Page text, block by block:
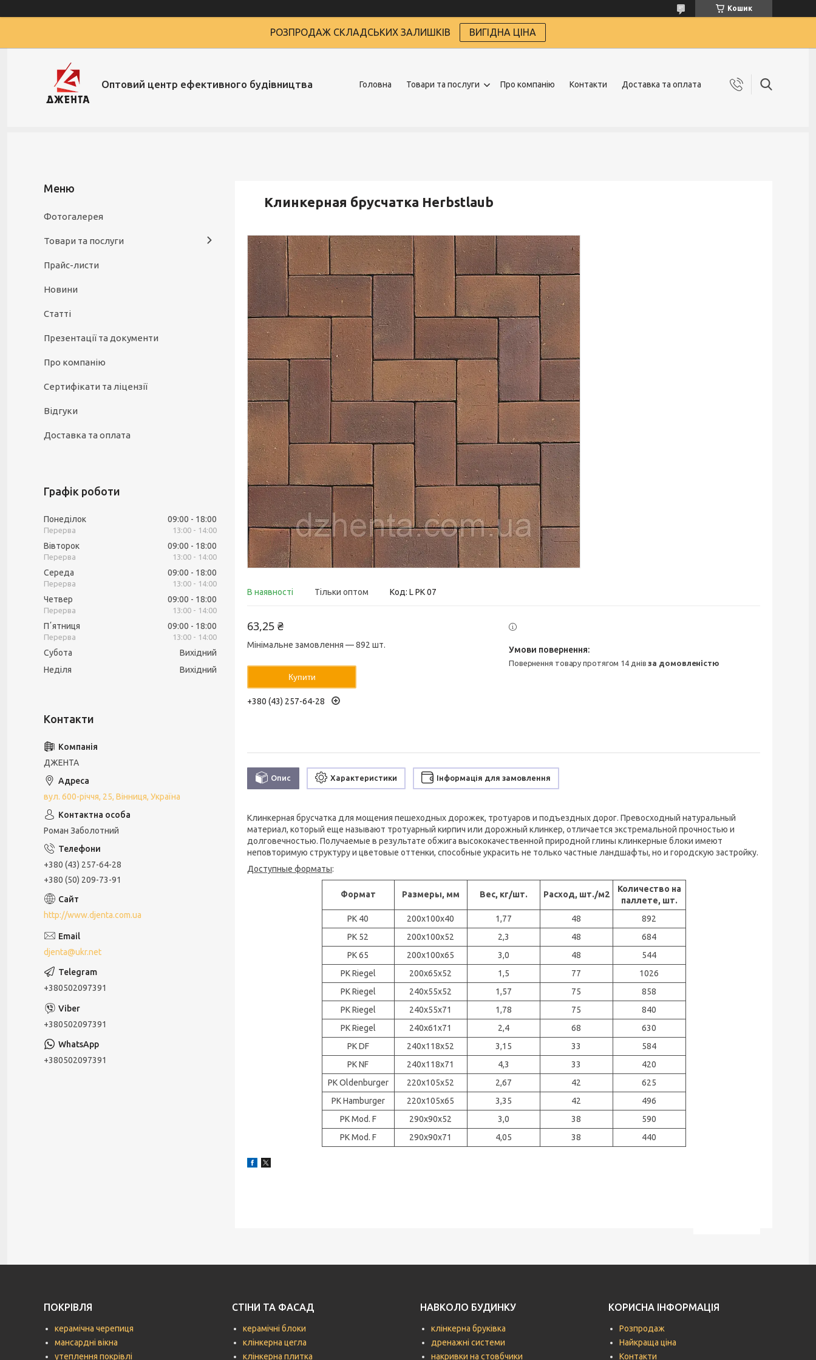
Кошик
РОЗПРОДАЖ СКЛАДСЬКИХ ЗАЛИШКІВ ВИГІДНА ЦІНА
Оптовий центр ефективного будівництва Головна Товари та послуги Про компанію Контакти Доставка та оплата
Клинкерная брусчатка Herbstlaub
В наявності Тільки оптом Код: L PK 07
63,25 ₴
Мінімальне замовлення — 892 шт.
Купити
+380 (43) 257-64-28
повернення товару протягом 14 днівза домовленістю
Опис Характеристики Інформація для замовлення
Клинкерная брусчатка для мощения пешеходных дорожек, тротуаров и подъездных дорог. Превосходный натуральный
материал, который еще называют тротуарный кирпич или дорожный клинкер, отличается экстремальной прочностью и
долговечностью. Получаемые в результате обжига высококачественной природной глины клинкерные блоки имеют
неповторимую структуру и цветовые оттенки, способные украсить не только частные ландшафты, но и городскую застройку.
Доступные форматы:
Формат Размеры, мм Вес, кг/шт. Расход, шт./м2
Количество на
паллете, шт.
PK 40
200x100x40 1,77 48
892
PK 52
200x100x52 2,3 48
684
PK 65
200x100x65 3,0 48
544
PK Riegel
200x65x52 1,5 77
1026
PK Riegel
240x55x52 1,57 75
858
PK Riegel
240x55x71 1,78 75
840
PK Riegel
240x61x71 2,4 68
630
PK DF
240x118x52 3,15 33
584
PK NF
240x118x71 4,3 33
420
PK Oldenburger
220x105x52 2,67 42
625
PK Hamburger
220x105x65 3,35 42
496
PK Mod. F
290x90x52 3,0 38
590
PK Mod. F
290x90x71 4,05 38 440
Фотогалерея
Товари та послуги
Прайс-листи
Новини
Статті
Презентації та документи
Про компанію
Сертифікати та ліцензії
Відгуки
Доставка та оплата
Графік роботи
Понеділок 09:00 18:00
13:00 14:00
Вівторок 09:00 18:00
13:00 14:00
Середа 09:00 18:00
13:00 14:00
Четвер 09:00 18:00
13:00 14:00
Пʼятниця 09:00 18:00
13:00 14:00
Субота
Вихідний
Неділя
Вихідний
ДЖЕНТА
вул. 600-річчя, 25, Вінниця, Україна
Роман Заболотний
+380 (43) 257-64-28
+380 (50) 209-73-91
http://www.djenta.com.ua
djenta@ukr.net
+380502097391
+380502097391
+380502097391
ПОКРІВЛЯ
керамічна черепиця
мансардні вікна
утеплення покрівлі
СТІНИ ТА ФАСАД
керамічні блоки
клінкерна цегла
клінкерна плитка
НАВКОЛО БУДИНКУ
клінкерна бруківка
дренажні системи
накривки на стовбчики
КОРИСНА ІНФОРМАЦІЯ
Розпродаж
Найкраща ціна
Контакти